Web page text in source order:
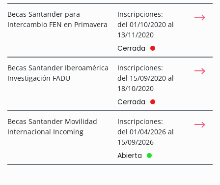
Becas Santander para
Intercambio FEN en Primavera
Inscripciones:
del 01/10/2020 al
13/11/2020
Cerrada
Becas Santander Iberoamérica
Investigación FADU
Inscripciones:
del 15/09/2020 al
18/10/2020
Cerrada
Becas Santander Movilidad
Internacional Incoming
Inscripciones:
del 01/04/2026 al
15/09/2026
Abierta